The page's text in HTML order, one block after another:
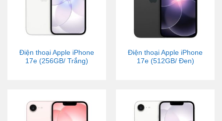
Điện thoại Apple iPhone
17e (256GB/ Trắng)
Điện thoại Apple iPhone
17e (512GB/ Đen)